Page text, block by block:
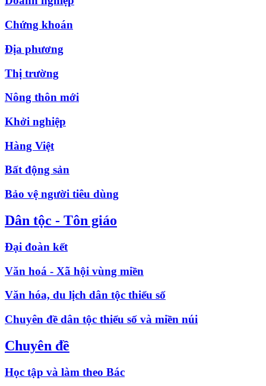
Chứng khoán
Địa phương
Thị trường
Nông thôn mới
Khởi nghiệp
Hàng Việt
Bất động sản
Bảo vệ người tiêu dùng
Dân tộc - Tôn giáo
Đại đoàn kết
Văn hoá - Xã hội vùng miền
Văn hóa, du lịch dân tộc thiểu số
Chuyên đề dân tộc thiểu số và miền núi
Chuyên đề
Học tập và làm theo Bác